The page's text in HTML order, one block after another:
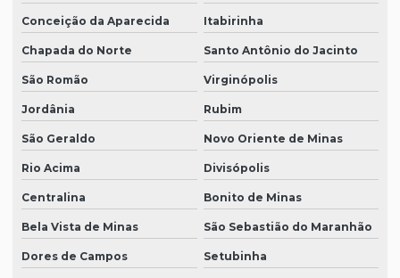
Conceição da Aparecida Itabirinha
Chapada do Norte Santo Antônio do Jacinto
São Romão Virginópolis
Jordânia Rubim
São Geraldo Novo Oriente de Minas
Rio Acima Divisópolis
Centralina Bonito de Minas
Bela Vista de Minas São Sebastião do Maranhão
Dores de Campos Setubinha